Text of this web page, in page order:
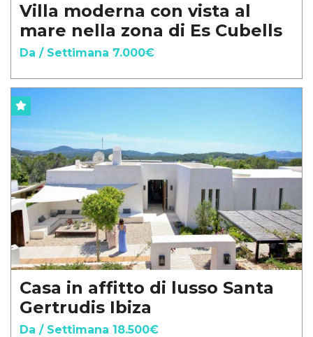
Villa moderna con vista al
mare nella zona di Es Cubells
Da / Settimana 7.000€
Casa in affitto di lusso Santa
Gertrudis Ibiza
Da / Settimana 18.500€